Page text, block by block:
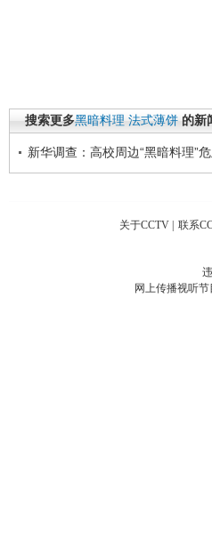
搜索更多黑暗料理 法式薄饼 的新
新华调查：高校周边“黑暗料理”
关于CCTV | 联系
网上传播视听节